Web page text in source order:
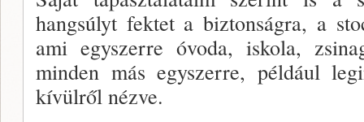
hangsúlyt fektet a biztonságra, a
ami egyszerre óvoda, iskola,
minden más egyszerre, például
kívülről nézve.